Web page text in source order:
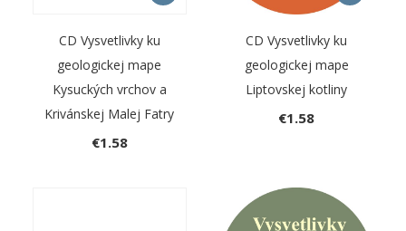
CD Vysvetlivky ku
geologickej mape
Kysuckých vrchov a
Krivánskej Malej Fatry
€1.58
CD Vysvetlivky ku
geologickej mape
Liptovskej kotliny
€1.58